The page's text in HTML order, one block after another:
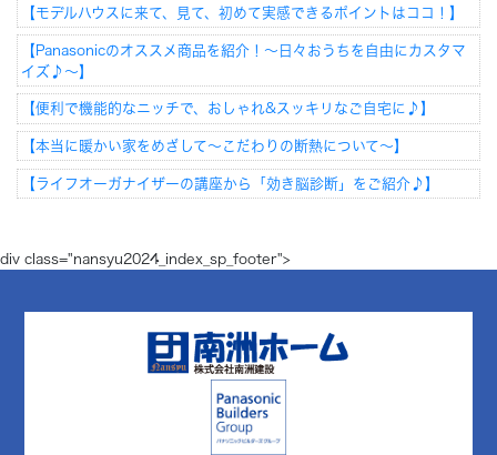
【モデルハウスに来て、見て、初めて実感できるポイントはココ！】
【Panasonicのオススメ商品を紹介！～日々おうちを自由にカスタマ
イズ♪～】
【便利で機能的なニッチで、おしゃれ&スッキリなご自宅に♪】
【本当に暖かい家をめざして～こだわりの断熱について～】
【ライフオーガナイザーの講座から「効き脳診断」をご紹介♪】
div class="nansyu2024_index_sp_footer">